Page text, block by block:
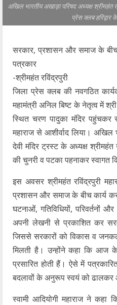
अखिल भारतीय अखाड़ा परिषद अध्यक्ष श्रीमहंत
प्रेस क्लब हरिद्वार
सरकार, प्रशासन और समाज के बीच
पत्रकार
-श्रीमहंत रविंद्रपुरी
जिला प्रेस क्लब की नवगठित
महामंत्री अनिल बिष्ट के नेतृत्व में
स्थित चरण पादुका मंदिर पहुंचकर
महाराज से आशीर्वाद लिया। अखिल
देवी मंदिर ट्रस्ट के अध्यक्ष श्रीमहंत
की चुनरी व पटका पहनाकर स्वागत
इस अवसर श्रीमहंत रविंद्रपुरी
प्रशासन और समाज के बीच कार्य
घटनाओं, गतिविधियों, परिवर्तनों
अपनी लेखनी से प्रकाशित कर
जिससे सरकारों को विकास व
मिलती है। उन्होंने कहा कि आज
प्रसारित होती हैं। ऐसे में
बदलावों के अनुरूप स्वयं को ढालकर
स्वामी आदियोगी महाराज ने कहा